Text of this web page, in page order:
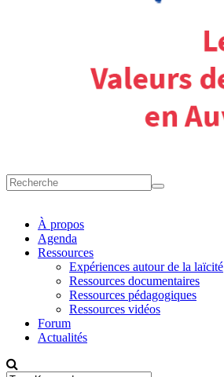
À propos
Agenda
Ressources
Expériences autour de la laïcité
Ressources documentaires
Ressources pédagogiques
Ressources vidéos
Forum
Actualités